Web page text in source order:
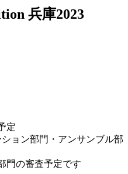
兵庫2023
定
ョン部門・アンサンブル部
門の審査予定です